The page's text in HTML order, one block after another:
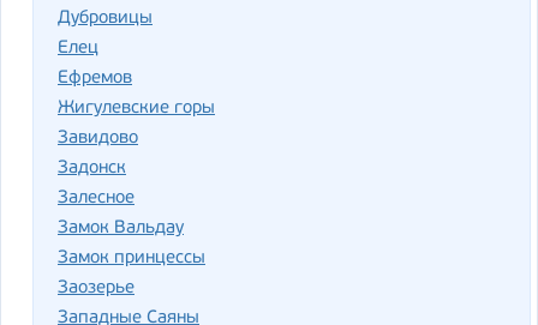
Дубровицы
Елец
Ефремов
Жигулевские горы
Завидово
Задонск
Залесное
Замок Вальдау
Замок принцессы
Заозерье
Западные Саяны